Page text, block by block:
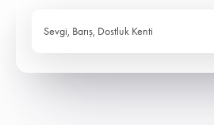
Sevgi, Barış, Dostluk Kenti